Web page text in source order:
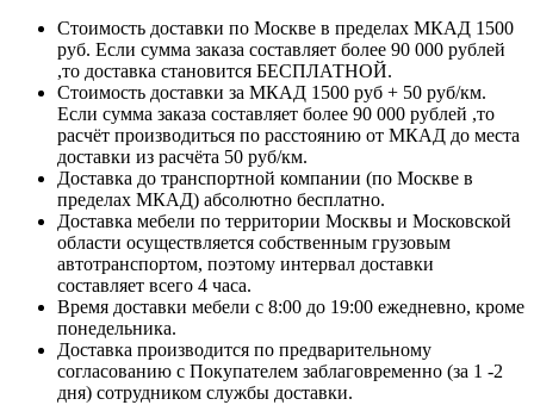
Стоимость доставки по Москве в пределах МКАД 1500
руб. Если сумма заказа составляет более 90 000 рублей
,то доставка становится БЕСПЛАТНОЙ.
Стоимость доставки за МКАД 1500 руб + 50 руб/км.
Если сумма заказа составляет более 90 000 рублей ,то
расчёт производиться по расстоянию от МКАД до места
доставки из расчёта 50 руб/км.
Доставка до транспортной компании (по Москве в
пределах МКАД) абсолютно бесплатно.
Доставка мебели по территории Москвы и Московской
области осуществляется собственным грузовым
автотранспортом, поэтому интервал доставки
составляет всего 4 часа.
Время доставки мебели с 8:00 до 19:00 ежедневно, кроме
понедельника.
Доставка производится по предварительному
согласованию с Покупателем заблаговременно (за 1 -2
дня) сотрудником службы доставки.